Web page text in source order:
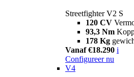
Streetfighter V2 S
120 CV
93,3 Nm
178 Kg
Vanaf €18.290 i
Configureer nu
V4